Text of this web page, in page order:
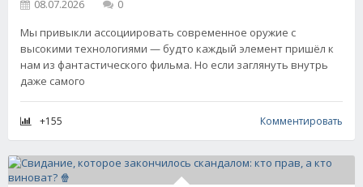
08.07.2026
0
Мы привыкли ассоциировать современное оружие с
высокими технологиями — будто каждый элемент пришёл к
нам из фантастического фильма. Но если заглянуть внутрь
даже самого
+155 Комментировать